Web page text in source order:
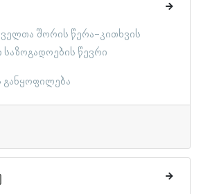
შორის წერა-კითხვის
წევრი
განყოფილება